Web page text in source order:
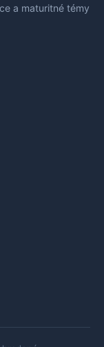
a maturitné témy